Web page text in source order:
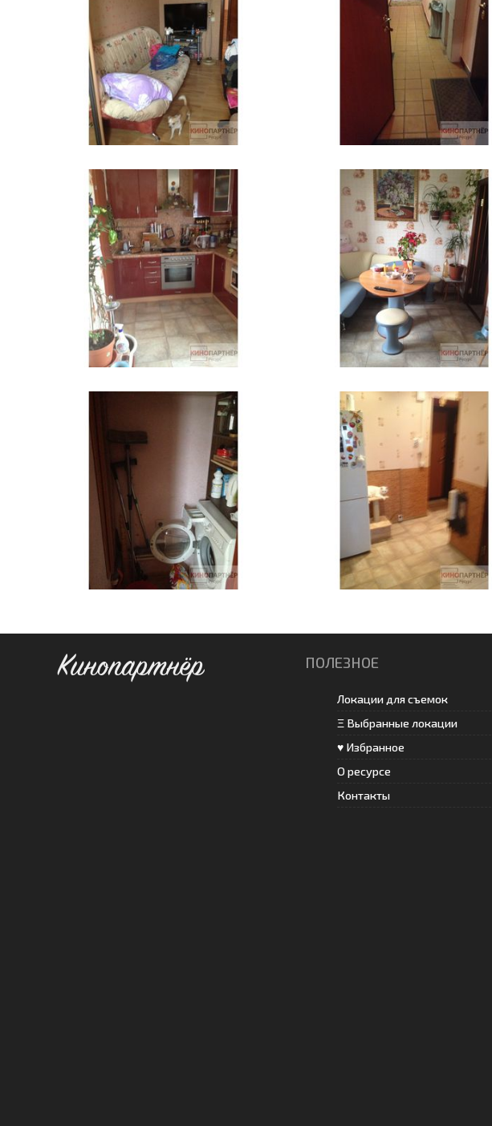
Кинопартнёр ПОЛЕЗНОЕ
Локации для съемок
Ξ Выбранные локации
♥ Избранное
О ресурсе
Контакты